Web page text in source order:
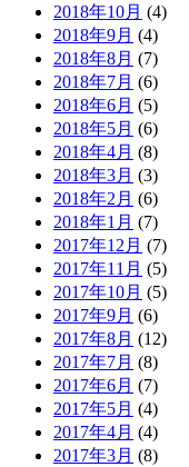
2018年10月 (4)
2018年9月 (4)
2018年8月 (7)
2018年7月 (6)
2018年6月 (5)
2018年5月 (6)
2018年4月 (8)
2018年3月 (3)
2018年2月 (6)
2018年1月 (7)
2017年12月 (7)
2017年11月 (5)
2017年10月 (5)
2017年9月 (6)
2017年8月 (12)
2017年7月 (8)
2017年6月 (7)
2017年5月 (4)
2017年4月 (4)
2017年3月 (8)